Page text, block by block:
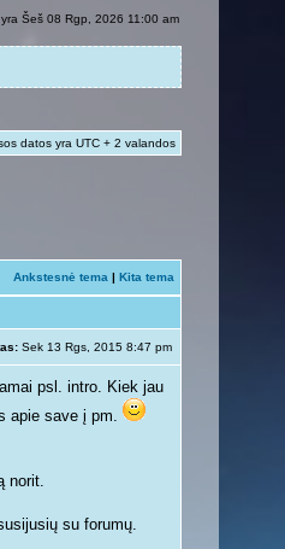
Šeš 08 Rgp, 2026 11:00 am
datos yra UTC + 2 valandos
Ankstesnė tema | Kita tema
Sek 13 Rgs, 2015 8:47 pm
psl. intro. Kiek jau
apie save į pm.
norit.
su forumų.